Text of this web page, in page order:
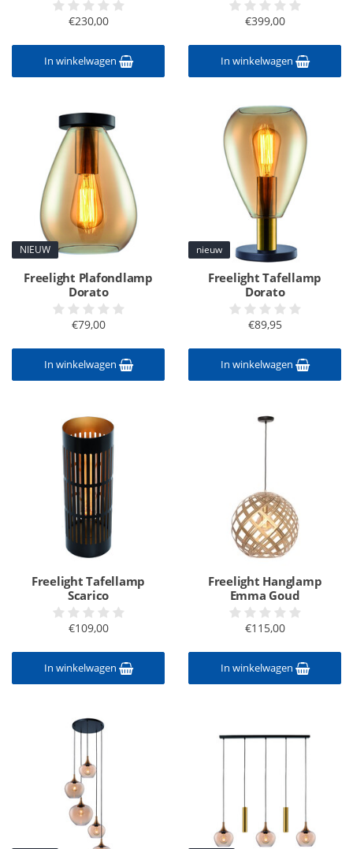
€230,00
In winkelwagen
€399,00
In winkelwagen
NIEUW
Freelight Plafondlamp
Dorato
€79,00
In winkelwagen
nieuw
Freelight Tafellamp
Dorato
€89,95
In winkelwagen
Freelight Tafellamp
Scarico
€109,00
In winkelwagen
Freelight Hanglamp
Emma Goud
€115,00
In winkelwagen